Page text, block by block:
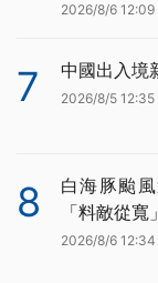
2026/8/6 12:09
7 中國出入境
2026/8/5 12:35
8
白海豚颱
「料敵從寬」
2026/8/6 12:34